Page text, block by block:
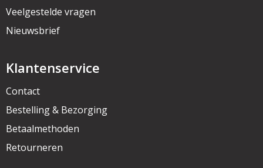
Veelgestelde vragen
Nieuwsbrief
Klantenservice
Contact
Bestelling & Bezorging
Betaalmethoden
Retourneren